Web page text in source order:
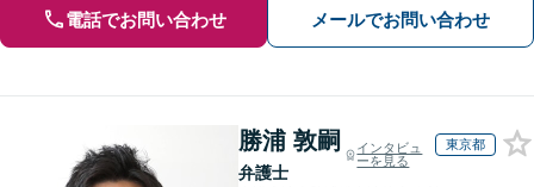
電話でお問い合わせ メールでお問い合わせ
勝浦 敦嗣
弁護士
インタビュ
ーを見る
東京都